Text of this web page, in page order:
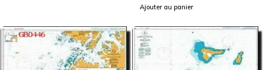
Ajouter au panier